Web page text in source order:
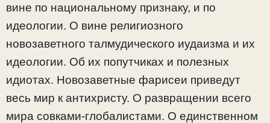
вине по национальному признаку, и по
идеологии. О вине религиозного
новозаветного талмудического иудаизма и их
идеологии. Об их попутчиках и полезных
идиотах. Новозаветные фарисеи приведут
весь мир к антихристу. О развращении всего
мира совками-глобалистами. О единственном